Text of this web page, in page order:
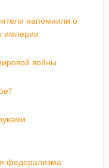
напомнили о
империи
войны
федерализма